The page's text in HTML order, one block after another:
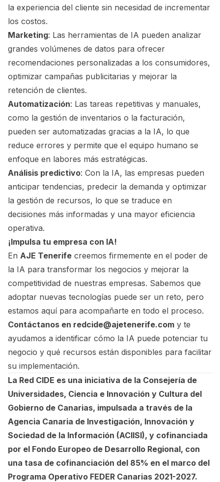
la experiencia del cliente sin necesidad de incrementar
los costos.
Marketing: Las herramientas de IA pueden analizar
grandes volúmenes de datos para ofrecer
recomendaciones personalizadas a los consumidores,
optimizar campañas publicitarias y mejorar la
retención de clientes.
Automatización: Las tareas repetitivas y manuales,
como la gestión de inventarios o la facturación,
pueden ser automatizadas gracias a la IA, lo que
reduce errores y permite que el equipo humano se
enfoque en labores más estratégicas.
Análisis predictivo: Con la IA, las empresas pueden
anticipar tendencias, predecir la demanda y optimizar
la gestión de recursos, lo que se traduce en
decisiones más informadas y una mayor eficiencia
operativa.
¡Impulsa tu empresa con IA!
En AJE Tenerife creemos firmemente en el poder de
la IA para transformar los negocios y mejorar la
competitividad de nuestras empresas. Sabemos que
adoptar nuevas tecnologías puede ser un reto, pero
estamos aquí para acompañarte en todo el proceso.
Contáctanos en redcide@ajetenerife.com y te
ayudamos a identificar cómo la IA puede potenciar tu
negocio y qué recursos están disponibles para facilitar
su implementación.
La Red CIDE es una iniciativa de la Consejería de
Universidades, Ciencia e Innovación y Cultura del
Gobierno de Canarias, impulsada a través de la
Agencia Canaria de Investigación, Innovación y
Sociedad de la Información (ACIISI), y cofinanciada
por el Fondo Europeo de Desarrollo Regional, con
una tasa de cofinanciación del 85% en el marco del
Programa Operativo FEDER Canarias 2021-2027.